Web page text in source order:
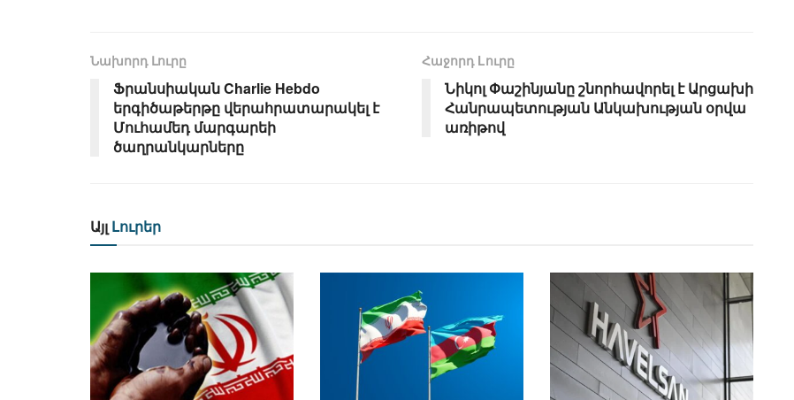
Նախորդ Լուրը
Ֆրանսիական Charlie Hebdo
երգիծաթերթը վերահրատարակել է
Մուհամեդ մարգարեի
ծաղրանկարները
Հաջորդ Lուրը
Նիկոլ Փաշինյանը շնորհավորել է Արցախի
Հանրապետության Անկախության օրվա
առիթով
Այլ Լուրեր